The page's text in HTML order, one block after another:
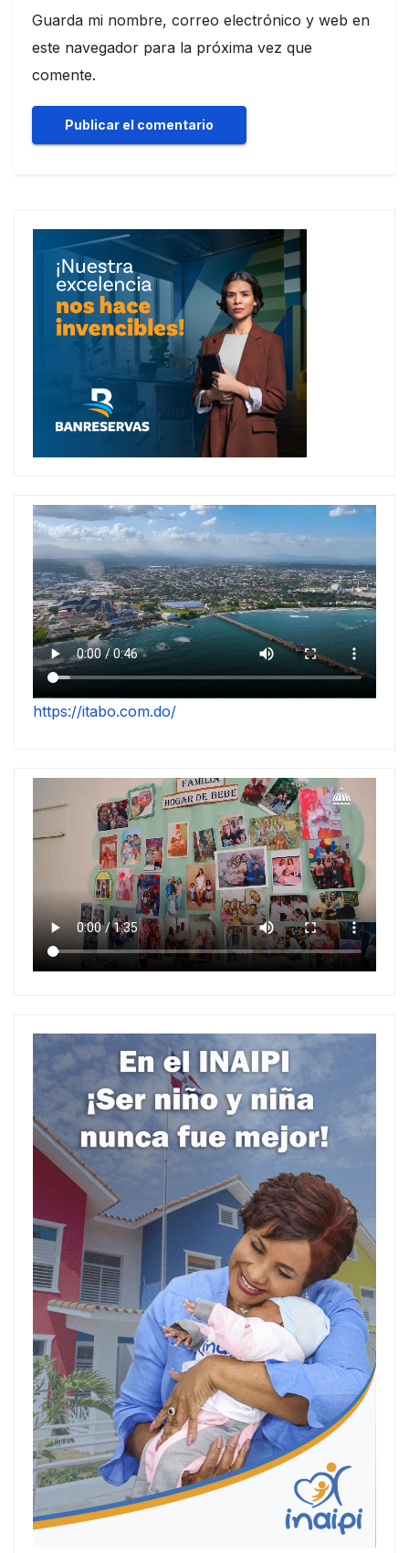
Guarda mi nombre, correo electrónico y web en
este navegador para la próxima vez que
comente.
https://itabo.com.do/